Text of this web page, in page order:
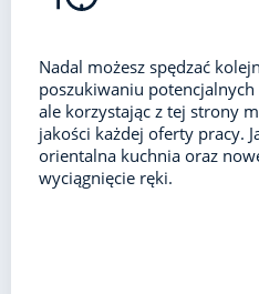
Nadal możesz spędzać
poszukiwaniu
ale korzystając z tej strony
jakości każdej oferty pracy.
orientalna kuchnia oraz
wyciągnięcie ręki.